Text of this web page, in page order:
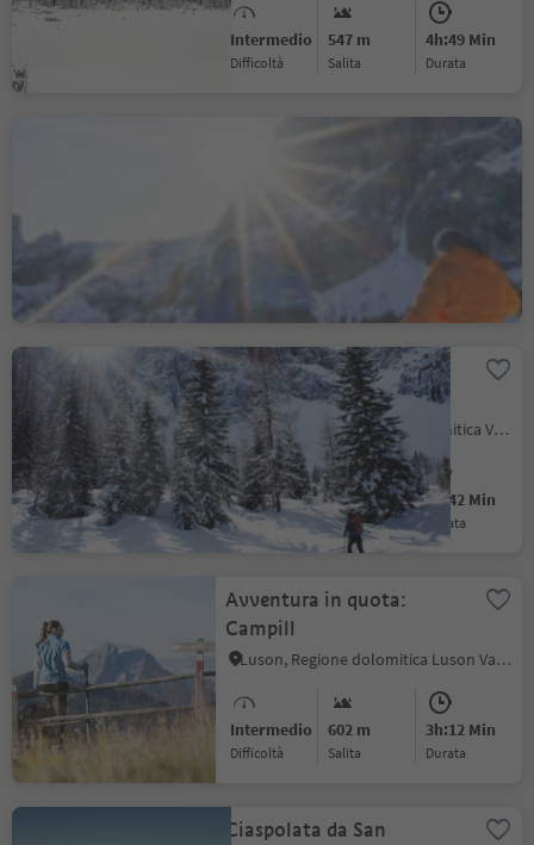
Intermedio
Difficoltà
547 m
Salita
4h:49 Min
durata
Escursione con le ciaspole
419 m 2h:10 Min
Ciaspolata dal Lago di
Carezza alla Radura di
Mezzo
Nova Levante, Regione dolomitica Val d'Ega
Intermedio
Difficoltà
332 m
Salita
2h:42 Min
durata
Avventura in quota:
Campill
Luson, Regione dolomitica Luson Val di Funes
Intermedio
Difficoltà
602 m
Salita
3h:12 Min
durata
Ciaspolata da San